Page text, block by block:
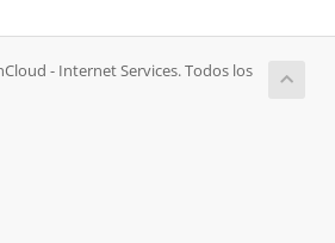
- Internet Services. Todos los